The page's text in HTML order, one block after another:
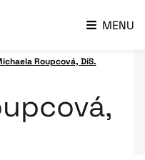
MENU
Roupcová, DiS.